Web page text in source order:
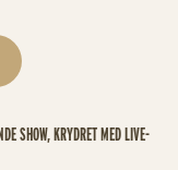
SHOW, KRYDRET MED LIVE-